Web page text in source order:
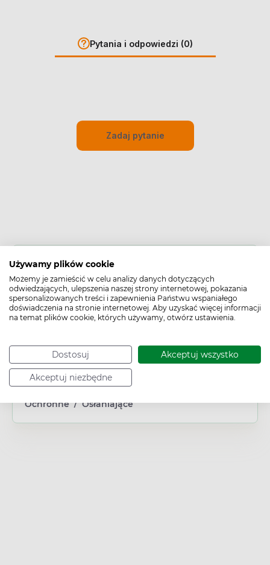
Używamy plików cookie
Możemy je zamieścić w celu analizy danych dotyczących
odwiedzających, ulepszenia naszej strony internetowej, pokazania
spersonalizowanych treści i zapewnienia Państwu wspaniałego
doświadczenia na stronie internetowej. Aby uzyskać więcej informacji
na temat plików cookie, których używamy, otwórz ustawienia.
Dostosuj Akceptuj wszystko
Akceptuj niezbędne
Pytania i odpowiedzi (0)
Zadaj pytanie
Cechy produktu
Typ produktu:
Produkt higieniczny
Wiek:
Dorosły
Kobieta
Problem:
Laktacja / Podrażnienie
Ochronne / Osłaniające